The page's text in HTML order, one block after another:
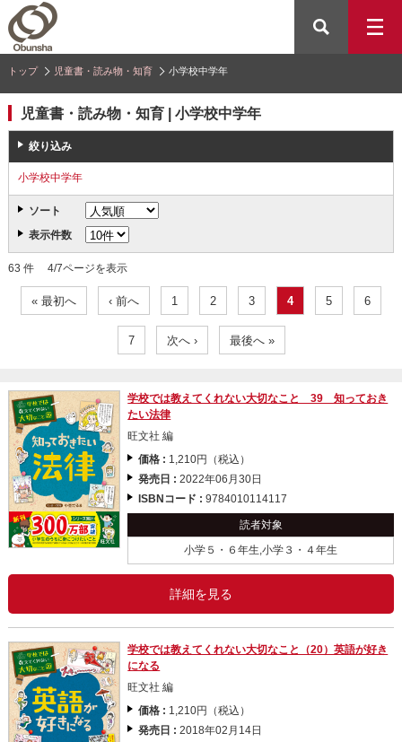
トップ 児童書・読み物・知育 小学校中学年
児童書・読み物・知育 | 小学校中学年
絞り込み
小学校中学年
ソート
表示件数
63 件 4/7ページを表示
« 最初へ ‹ 前へ 1 2 3 4 5 6
7 次へ › 最後へ »
学校では教えてくれない大切なこと 39 知っておき
たい法律
旺文社 編
価格 : 1,210円（税込）
発売日 :2022年06月30日
ISBNコード :9784010114117
読者対象
小学５・６年生,小学３・４年生
詳細を見る
学校では教えてくれない大切なこと（20）英語が好き
になる
旺文社 編
価格 : 1,210円（税込）
発売日 :2018年02月14日